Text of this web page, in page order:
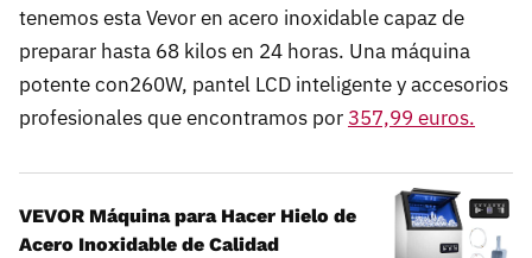
tenemos esta Vevor en acero inoxidable capaz de
preparar hasta 68 kilos en 24 horas. Una máquina
potente con260W, pantel LCD inteligente y accesorios
profesionales que encontramos por 357,99 euros.
VEVOR Máquina para Hacer Hielo de
Acero Inoxidable de Calidad